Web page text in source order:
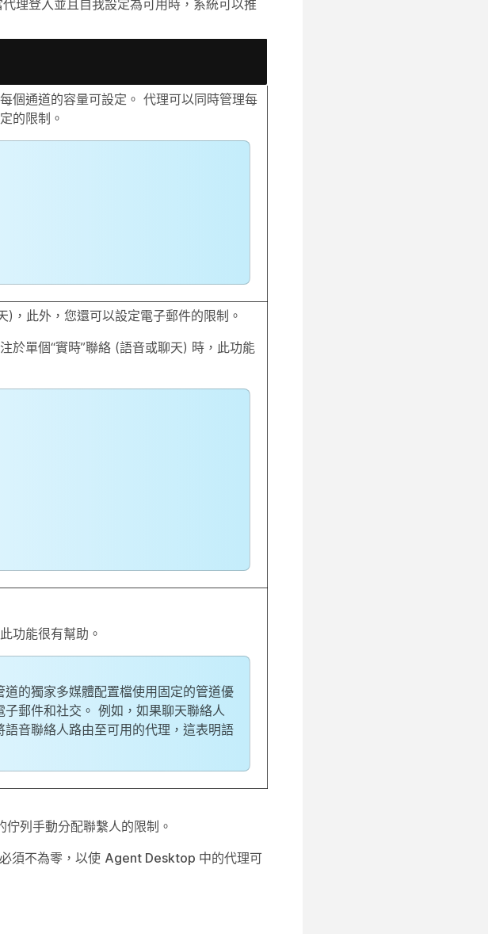
理登入並且自我設定為可用時，系統可以推
個通道的容量可設定。 代理可以同時管理每
的限制。
，此外，您還可以設定電子郵件的限制。
於單個“實時”聯絡 (語音或聊天) 時，此功能
功能很有幫助。
的獨家多媒體配置檔使用固定的管道優
郵件和社交。 例如，如果聊天聯絡人
音聯絡人路由至可用的代理，這表明語
列手動分配聯繫人的限制。
須不為零，以使 Agent Desktop 中的代理可